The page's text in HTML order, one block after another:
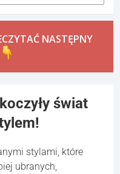
NASTĘPNY
świat
stylami, które
ubranych,